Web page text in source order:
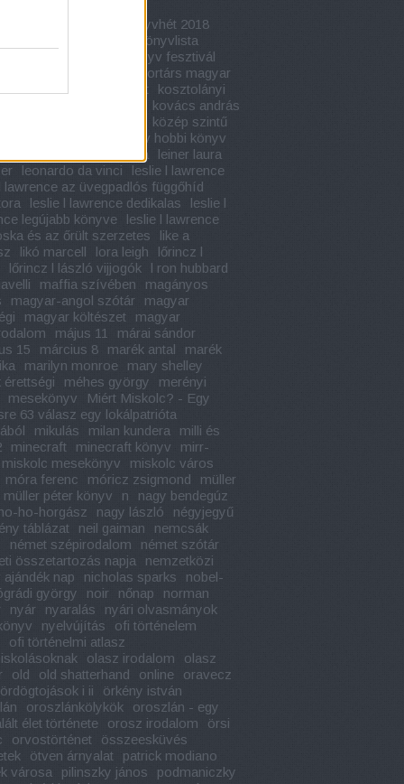
könyvhét 2018
könyvlista
könyv fesztivál
kortárs magyar
kossuth könyvesbolt
kosztolányi
kovács andrás
közép szintű
kreatív hobbi könyv
leiner laura
leiner laura
leonardo da vinci
leslie l lawrence
lawrence az üvegpadlós függőhíd
leslie l lawrence dedikalas
leslie l
legújabb könyve
leslie l lawrence
és az őrült szerzetes
like a
likó marcell lora leigh
lőrincz l
lőrincz l lászló vijjogók
l ron hubbard
maffia szívében
magányos
magyar-angol szótár
magyar
magyar költészet
magyar
május 11
márai sándor
15
március 8 marék antal
marék
marilyn monroe
mary shelley
érettségi
méhes györgy
merényi
mesekönyv
Miért Miskolc? - Egy
63 válasz egy lokálpatrióta
mikulás milan kundera
milli és
minecraft minecraft könyv
mirr-
miskolc mesekönyv
miskolc város
móra ferenc móricz zsigmond
müller
müller péter könyv n
nagy bendegúz
ho-horgász
nagy lászló
négyjegyű
táblázat
neil gaiman
nemcsák
német szépirodalom
német szótár
összetartozás napja
nemzetközi
ajándék nap
nicholas sparks
nobel-
györgy noir nőnap
norman
nyár nyaralás
nyári olvasmányok
nyelvújítás
ofi történelem
ofi történelmi atlasz
olasz irodalom
olasz
old old shatterhand online
oravecz
ördögtojások i ii
örkény istván
oroszlánkölykök
oroszlán - egy
élet története
orosz irodalom
örsi
orvostörténet
összeesküvés
ötven árnyalat
patrick modiano
városa
pilinszky jános
podmaniczky